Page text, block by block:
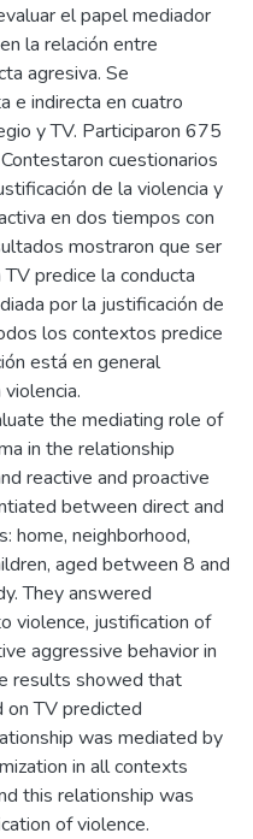
el papel mediador
la relación entre
agresiva. Se
e indirecta en cuatro
y TV. Participaron 675
cuestionarios
de la violencia y
en dos tiempos con
mostraron que ser
predice la conducta
por la justificación de
los contextos predice
está en general
the mediating role of
in the relationship
reactive and proactive
between direct and
home, neighborhood,
aged between 8 and
They answered
violence, justification of
aggressive behavior in
results showed that
on TV predicted
was mediated by
in all contexts
this relationship was
of violence.